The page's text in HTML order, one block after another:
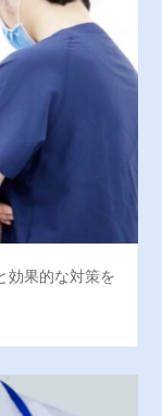
効果的な対策を